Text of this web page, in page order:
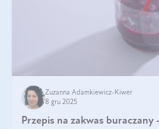
Zuzanna Adamkiewicz-Kiwer
8 gru 2025
Przepis na zakwas